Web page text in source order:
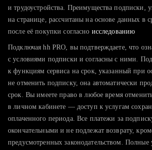
тратите много времени на поиск и
хотите сравнить себя с конкурентами и
и трудоустройства. Преимущества подписки,
на странице, рассчитаны на основе данных в
после её покупки согласно исследованию
Подключая hh PRO, вы подтверждаете, что
с условиями подписки и согласны с ними.
к функциям сервиса на срок, указанный при
не отменить подписку, она автоматически
срок. Вы имеете право в любое время
в личном кабинете — доступ к услугам
оплаченного периода. Все платежи за
окончательными и не подлежат возврату,
предусмотренных законодательством. Полные